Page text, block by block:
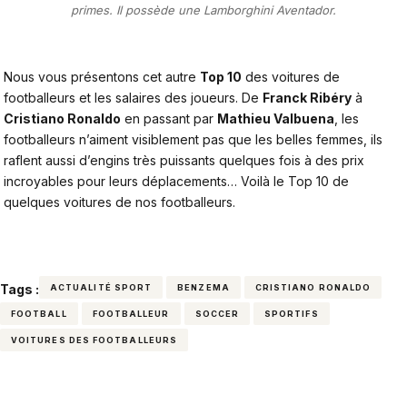
primes. Il possède une Lamborghini Aventador.
Nous vous présentons cet autre Top 10 des voitures de
footballeurs et les salaires des joueurs. De Franck Ribéry à
Cristiano Ronaldo en passant par Mathieu Valbuena , les
footballeurs n’aiment visiblement pas que les belles femmes, ils
raflent aussi d’engins très puissants quelques fois à des prix
incroyables pour leurs déplacements… Voilà le Top 10 de
quelques voitures de nos footballeurs.
Tags : ACTUALITÉ SPORT BENZEMA CRISTIANO RONALDO
FOOTBALL FOOTBALLEUR SOCCER SPORTIFS
VOITURES DES FOOTBALLEURS